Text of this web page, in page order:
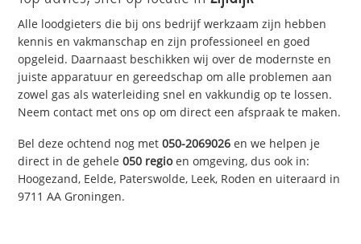
Alle loodgieters die bij ons bedrijf werkzaam zijn hebben
kennis en vakmanschap en zijn professioneel en goed
opgeleid. Daarnaast beschikken wij over de modernste en
juiste apparatuur en gereedschap om alle problemen aan
zowel gas als waterleiding snel en vakkundig op te lossen.
Neem contact met ons op om direct een afspraak te maken.
Bel deze ochtend nog met050-2069026 en we helpen je
direct in de gehele050 regioen omgeving, dus ook in:
Hoogezand, Eelde, Paterswolde, Leek, Roden en uiteraard in
9711 AA Groningen.